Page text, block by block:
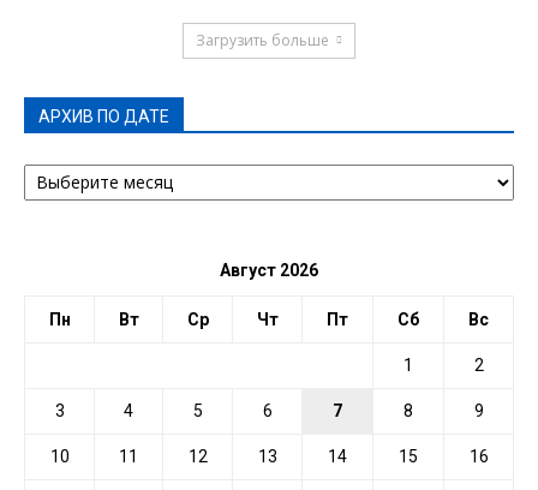
Загрузить больше
АРХИВ ПО ДАТЕ
АРХИВ
ПО
Август 2026
Пн Вт Ср Чт Пт Сб Вс
1 2
3 4 5 6 7 8 9
10 11 12 13 14 15 16